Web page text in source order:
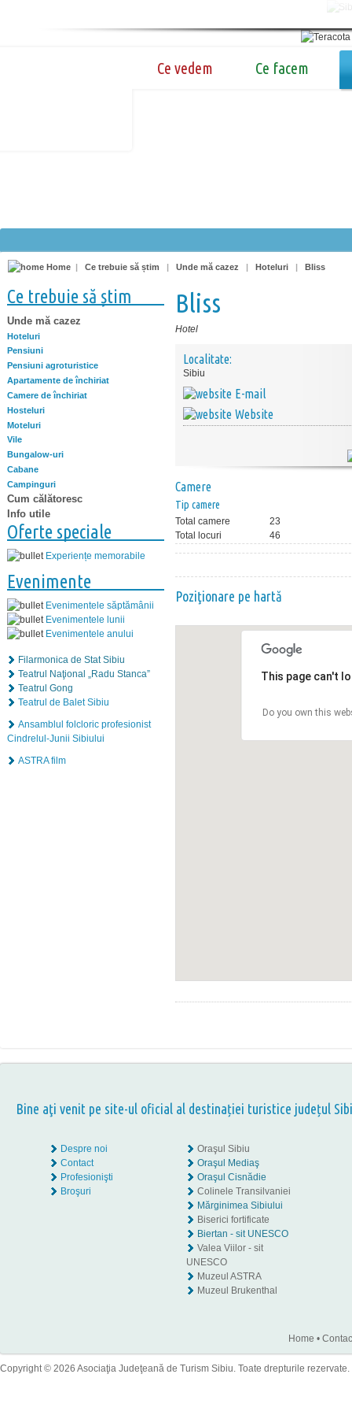
Ce vedem Ce facem
Home | Ce trebuie să știm | Unde mă cazez | Hoteluri | Bliss
Ce trebuie să știm
Unde mă cazez
Hoteluri
Pensiuni
Pensiuni agroturistice
Apartamente de închiriat
Camere de închiriat
Hosteluri
Moteluri
Vile
Bungalow-uri
Cabane
Campinguri
Cum călătoresc
Info utile
Oferte speciale
Experiențe memorabile
Evenimente
Evenimentele săptămânii
Evenimentele lunii
Evenimentele anului
Filarmonica de Stat Sibiu
Teatrul Naţional „Radu Stanca”
Teatrul Gong
Teatrul de Balet Sibiu
Ansamblul folcloric profesionist
Cindrelul-Junii Sibiului
ASTRA film
Bliss
Hotel
Localitate:
Sibiu
E-mail
Website
Camere
Tip camere
Total camere
23
Total locuri
46
Poziţionare pe hartă
This page can't
Do you own this
Bine aţi venit pe site-ul oficial al destinației turistice județul
Despre noi
Contact
Profesionişti
Broşuri
Oraşul Sibiu
Oraşul Mediaş
Oraşul Cisnădie
Colinele Transilvaniei
Mărginimea Sibiului
Biserici fortificate
Biertan - sit UNESCO
Valea Viilor - sit
UNESCO
Muzeul ASTRA
Muzeul Brukenthal
Home •
Copyright © 2026 Asociaţia Judeţeană de Turism Sibiu. Toate drepturile rezervate.